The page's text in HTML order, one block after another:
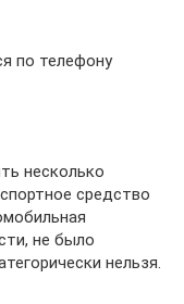
по телефону
несколько
средство
не было
нельзя.